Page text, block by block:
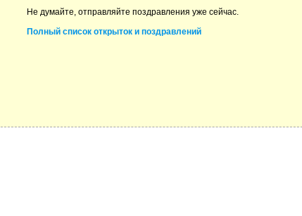
Не думайте, отправляйте поздравления уже сейчас.
Полный список открыток и поздравлений